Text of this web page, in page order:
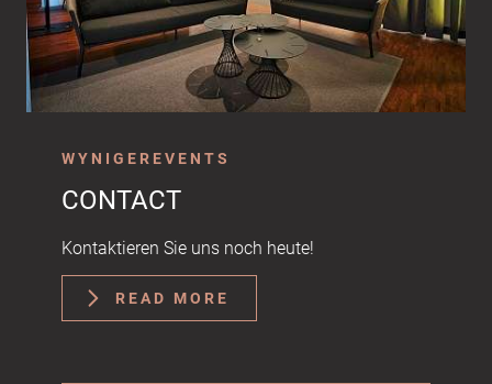
WYNIGEREVENTS
CONTACT
Kontaktieren Sie uns noch heute!
READ MORE